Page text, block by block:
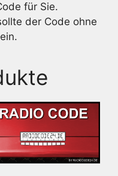
für Sie.
der Code ohne